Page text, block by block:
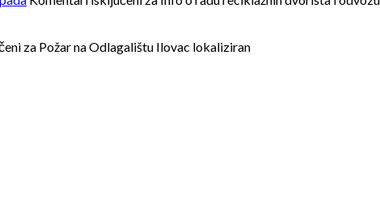
za Požar na Odlagalištu Ilovac lokaliziran